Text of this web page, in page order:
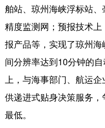
舶站、琼州海峡浮标站
精度监测网；预报技术
报产品等，实现了琼州
间分辨率达到10分钟的
上，与海事部门、航运
供递进式贴身决策服务
最低。